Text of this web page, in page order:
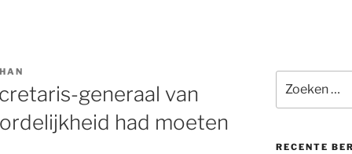
generaal van
had moeten
naar:
RECENTE